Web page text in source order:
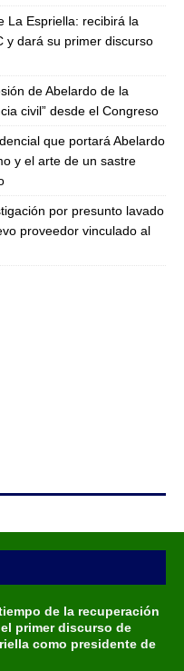
La Espriella: recibirá la
y dará su primer discurso
de Abelardo de la
civil” desde el Congreso
que portará Abelardo
y el arte de un sastre
por presunto lavado
proveedor vinculado al
de la recuperación
primer discurso de
como presidente de